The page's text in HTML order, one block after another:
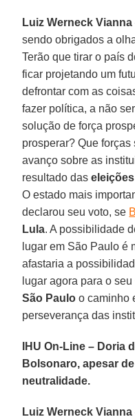
Luiz Werneck Vianna
sendo obrigados a
Terão que tirar o país
ficar projetando um
defrontar com as
fazer política, a não
solução de força
prosperar? Que
avanço sobre as
resultado das
O estado mais
declarou seu voto, se
Lula. A possibilidade
lugar em São Paulo é
afastaria a
lugar agora para o
São Paulo o caminho
perseverança das
IHU On-Line – Doria
Bolsonaro, apesar
neutralidade.
Luiz Werneck Vianna